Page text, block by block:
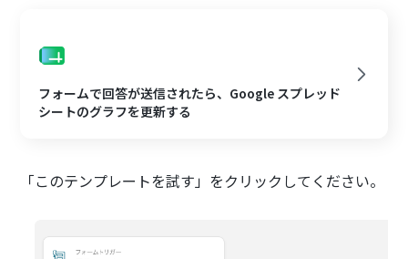
フォームで回答が送信されたら、Google スプレッド
シートのグラフを更新する
「このテンプレートを試す」をクリックしてください。